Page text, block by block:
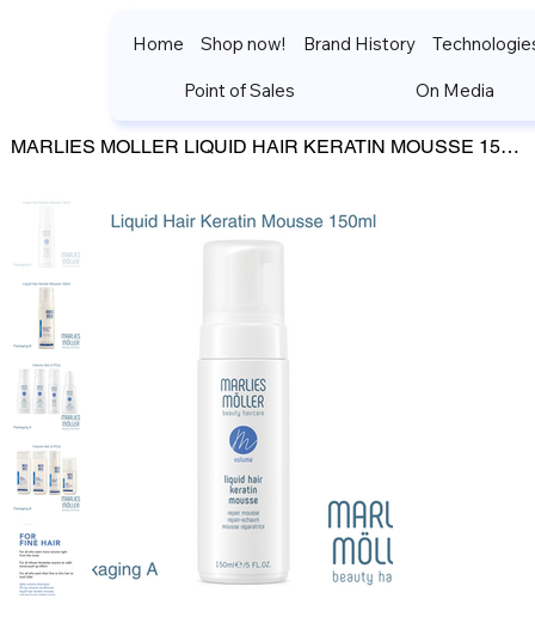
Home Shop now! Brand History
Point of Sales
On Media
MARLIES MOLLER LIQUID HAIR KERATIN MOUSSE 150ml มาร์ลี่ มอลเล่อร์ มูสจัดแต่งทรงผ